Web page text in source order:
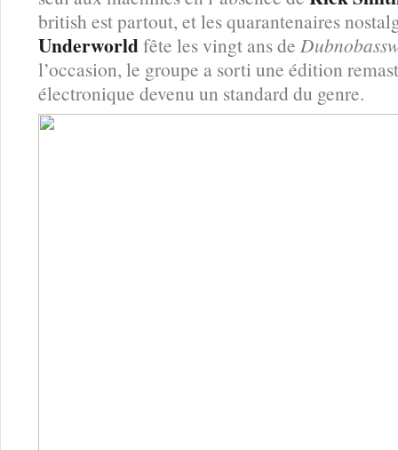
british est partout, et les quarantenaires
Underworldfête les vingt ans de
l’occasion, le groupe a sorti une édition
électronique devenu un standard du genre.